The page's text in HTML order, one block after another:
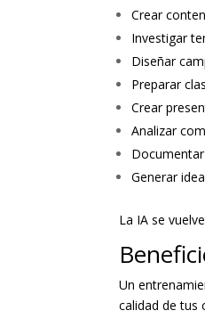
Crear
Investigar
Diseñar
Preparar
Crear
Analizar
Generar
La IA se
Un
calidad de tus